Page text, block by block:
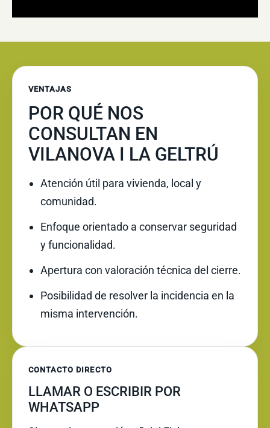
VENTAJAS
POR QUÉ NOS
CONSULTAN EN
VILANOVA I LA GELTRÚ
Atención útil para vivienda, local y
comunidad.
Enfoque orientado a conservar seguridad
y funcionalidad.
Apertura con valoración técnica del cierre.
Posibilidad de resolver la incidencia en la
misma intervención.
CONTACTO DIRECTO
LLAMAR O ESCRIBIR POR
WHATSAPP